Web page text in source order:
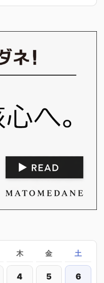
木 金 土
4 5 6